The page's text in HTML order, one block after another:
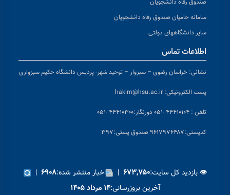
صندوق رفاه دانشجویان
سامانه حامیان صندوق رفاه دانشجویان
سایر دانشگاههای دولتی
اطلاعات تماس
نشانی: خراسان رضوی – سبزوار – توحید شهر- پردیس دانشگاه حکیم سبزواری
پست الکترونیکی: hakim@hsu.ac.ir
تلفن : ۴۴۴۱۰۱۰۴ -۰۵۱ دورنگار:۴۴۴۱۰۳۰۰ -۰۵۱
کدپستی:۹۶۱۷۹۷۶۴۸۷ صندوق پستی:۳۹۷
👁 بازدید کل سایت:۶۷۳,۷۵۰ | اخبار منتشر شده:۶۹۰۸ |
آخرین بروزرسانی:۱۴ مرداد ۱۴۰۵